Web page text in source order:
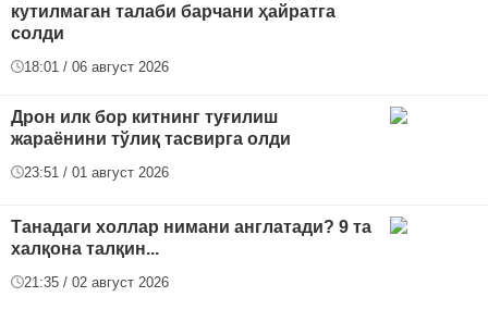
кутилмаган талаби барчани ҳайратга
солди
18:01 / 06 август 2026
Дрон илк бор китнинг туғилиш
жараёнини тўлиқ тасвирга олди
23:51 / 01 август 2026
Танадаги холлар нимани англатади? 9 та
халқона талқин...
21:35 / 02 август 2026